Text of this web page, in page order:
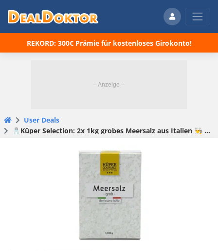
REKORD: 300€ Prämie für kostenloses Girokonto!
User Deals
🧂Küper Selection: 2x 1kg grobes Meersalz aus Italien 👨‍🍳 für 1,30€ / Stück